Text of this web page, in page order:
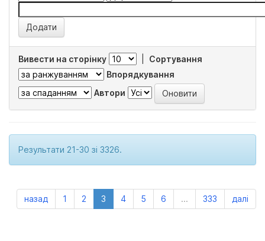
Вивести на сторінку
Сортування
Впорядкування
Автори
Результати 21-30 зі 3326.
назад 1 2 3 4 5 6 ... 333 далі